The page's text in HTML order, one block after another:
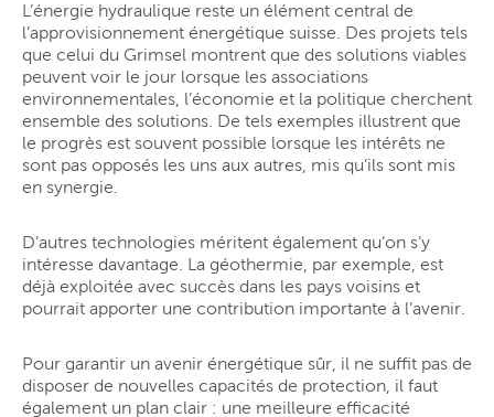
L’énergie hydraulique reste un élément central de
l’approvisionnement énergétique suisse. Des projets tels
que celui du Grimsel montrent que des solutions viables
peuvent voir le jour lorsque les associations
environnementales, l’économie et la politique cherchent
ensemble des solutions. De tels exemples illustrent que
le progrès est souvent possible lorsque les intérêts ne
sont pas opposés les uns aux autres, mis qu’ils sont mis
en synergie.
D’autres technologies méritent également qu’on s’y
intéresse davantage. La géothermie, par exemple, est
déjà exploitée avec succès dans les pays voisins et
pourrait apporter une contribution importante à l’avenir.
Pour garantir un avenir énergétique sûr, il ne suffit pas de
disposer de nouvelles capacités de protection, il faut
également un plan clair : une meilleure efficacité